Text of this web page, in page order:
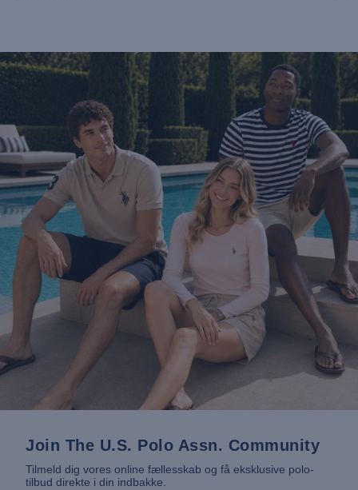
Join The U.S. Polo Assn. Community
Tilmeld dig vores online fællesskab og få eksklusive polo-
tilbud direkte i din indbakke.